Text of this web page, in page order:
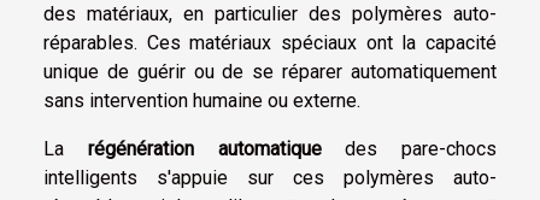
des matériaux, en particulier des polymères auto-
réparables. Ces matériaux spéciaux ont la capacité
unique de guérir ou de se réparer automatiquement
sans intervention humaine ou externe.
La régénération automatiquedes pare-chocs
intelligents s'appuie sur ces polymères auto-